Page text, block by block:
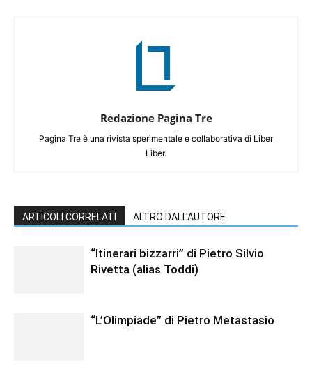
Redazione Pagina Tre
Pagina Tre è una rivista sperimentale e collaborativa di Liber
Liber.
ARTICOLI CORRELATI ALTRO DALL'AUTORE
“Itinerari bizzarri” di Pietro Silvio
Rivetta (alias Toddi)
“L’Olimpiade” di Pietro Metastasio